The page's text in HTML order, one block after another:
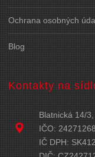
Ochrana osobných
Blog
Kontakty na
Blatnická 14/
IČO: 24271268
IČ DPH: